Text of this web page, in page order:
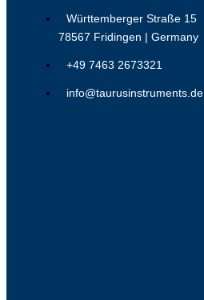
Württemberger Straße 15
78567 Fridingen | Germany
+49 7463 2673321
info@taurusinstruments.de